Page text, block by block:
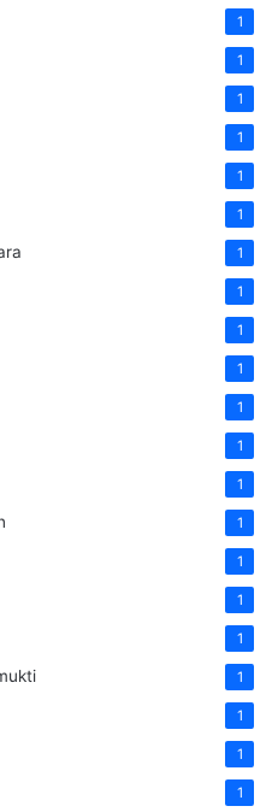
1
1
1
1
1
1
1
1
1
1
1
1
1
1
1
1
1
1
1
1
1